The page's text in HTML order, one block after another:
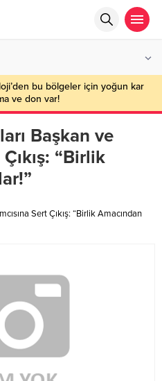
bu bölgeler için yoğun kar
ve don var!
Başkan ve
Çıkış: “Birlik
Sert Çıkış: “Birlik Amacından